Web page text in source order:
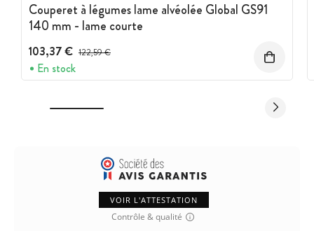
Couperet à légumes lame alvéolée Global GS91
140 mm - lame courte
103,37 € Prix avant réduction :
122,59 €
En stock
VOIR L'ATTESTATION
Contrôle & qualité